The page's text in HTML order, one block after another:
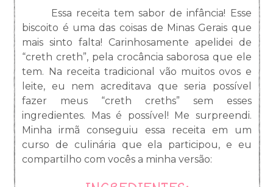
Essa receita tem sabor de infância! Esse
biscoito é uma das coisas de Minas Gerais que
mais sinto falta! Carinhosamente apelidei de
“creth creth”, pela crocância saborosa que ele
tem. Na receita tradicional vão muitos ovos e
leite, eu nem acreditava que seria possível
fazer meus “creth creths” sem esses
ingredientes. Mas é possível! Me surpreendi.
Minha irmã conseguiu essa receita em um
curso de culinária que ela participou, e eu
compartilho com vocês a minha versão: